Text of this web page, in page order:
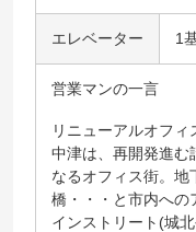
エレベーター 1
営業マンの一言
リニューアルオフィ
中津は、再開発進む
なるオフィス街。地
橋・・・と市内への
インストリート(城